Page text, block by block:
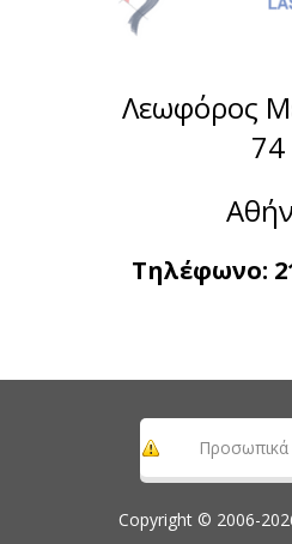
Λεωφόρος
74
Τηλέφωνο:
Copyright © 2006-